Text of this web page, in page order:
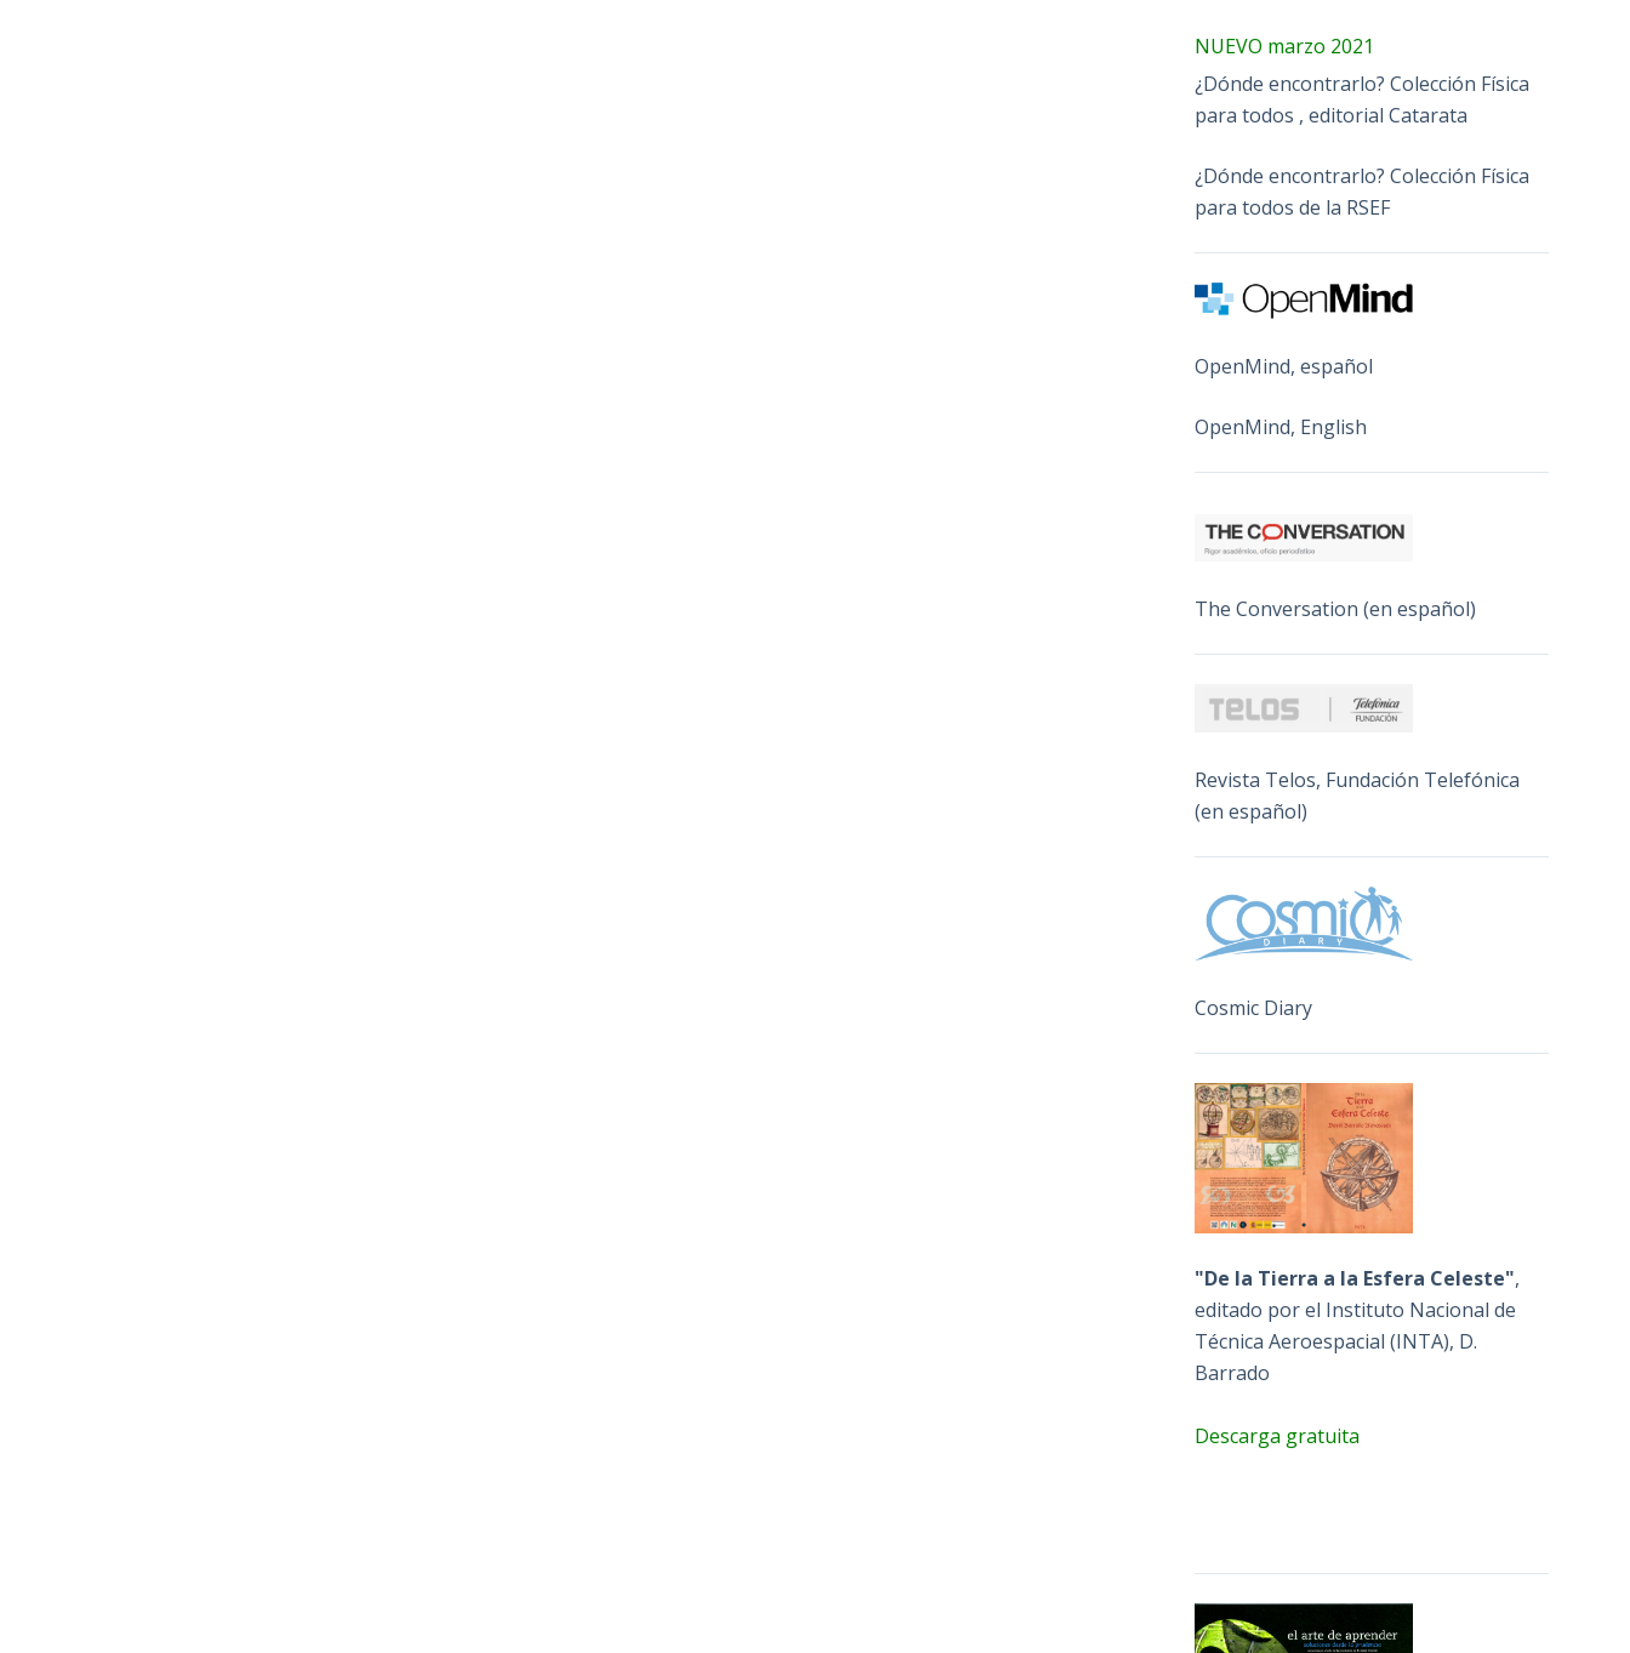
NUEVO marzo 2021
¿Dónde encontrarlo? Colección Física
para todos , editorial Catarata
¿Dónde encontrarlo? Colección Física
para todos de la RSEF
OpenMind, español
OpenMind, English
The Conversation (en español)
Revista Telos, Fundación Telefónica
(en español)
Cosmic Diary
"De la Tierra a la Esfera Celeste",
editado por el Instituto Nacional de
Técnica Aeroespacial (INTA), D.
Barrado
Descarga gratuita